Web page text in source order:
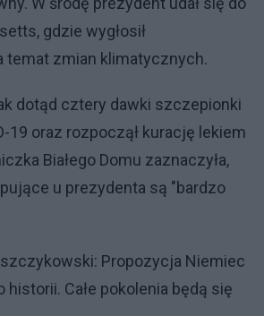
gdzie wygłosił
temat zmian klimatycznych.
dotąd cztery dawki szczepionki
19 oraz rozpoczął kurację lekiem
Białego Domu zaznaczyła,
u prezydenta są "bardzo
Propozycja Niemiec
historii. Całe pokolenia będą się